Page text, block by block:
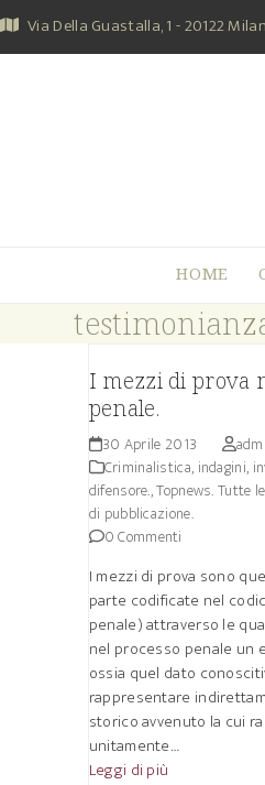
Skip
to
content
Via Della Guastalla, 1 - 20122
HOME
I mezzi di prova
penale.
30 Aprile 2013
Criminalistica, indagini,
difensore.,Topnews. Tutte
di pubblicazione.
0 Commenti
I mezzi di prova sono
parte codificate nel
penale) attraverso le
nel processo penale un
ossia quel dato
rappresentare
storico avvenuto la cui
unitamente…
Leggi di più